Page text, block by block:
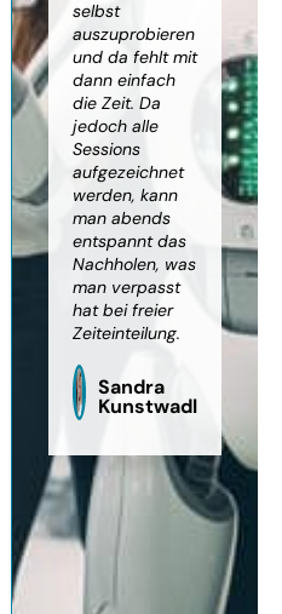
selbst
auszuprobieren
und da fehlt mit
dann einfach
die Zeit. Da
jedoch alle
Sessions
aufgezeichnet
werden, kann
man abends
entspannt das
Nachholen, was
man verpasst
hat bei freier
Zeiteinteilung.
Sandra
Kunstwadl